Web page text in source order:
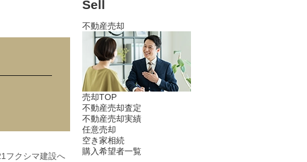
フクシマ建設へ
Sell
不動産売却
売却TOP
不動産売却査定
不動産売却実績
任意売却
空き家相続
購入希望者一覧